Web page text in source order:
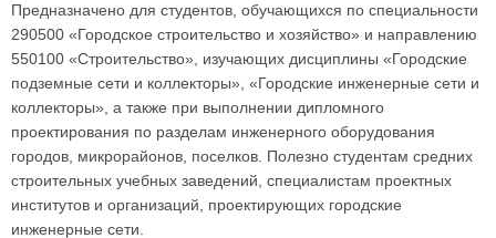
Предназначено для студентов, обучающихся по специальности
290500 «Городское строительство и хозяйство» и направлению
550100 «Строительство», изучающих дисциплины «Городские
подземные сети и коллекторы», «Городские инженерные сети и
коллекторы», а также при выполнении дипломного
проектирования по разделам инженерного оборудования
городов, микрорайонов, поселков. Полезно студентам средних
строительных учебных заведений, специалистам проектных
институтов и организаций, проектирующих городские
инженерные сети.